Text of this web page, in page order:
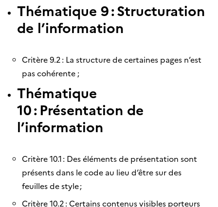
Thématique 9 : Structuration
de l’information
Critère 9.2 : La structure de certaines pages n’est
pas cohérente ;
Thématique
10 : Présentation de
l’information
Critère 10.1 : Des éléments de présentation sont
présents dans le code au lieu d’être sur des
feuilles de style ;
Critère 10.2 : Certains contenus visibles porteurs